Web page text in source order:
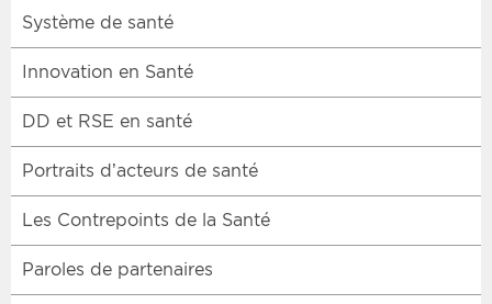
Système de santé
Innovation en Santé
DD et RSE en santé
Portraits d’acteurs de santé
Les Contrepoints de la Santé
Paroles de partenaires